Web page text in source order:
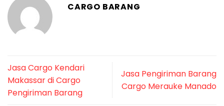
CARGO BARANG
Jasa Cargo Kendari
Makassar di Cargo
Pengiriman Barang
Jasa Pengiriman Barang
Cargo Merauke Manado